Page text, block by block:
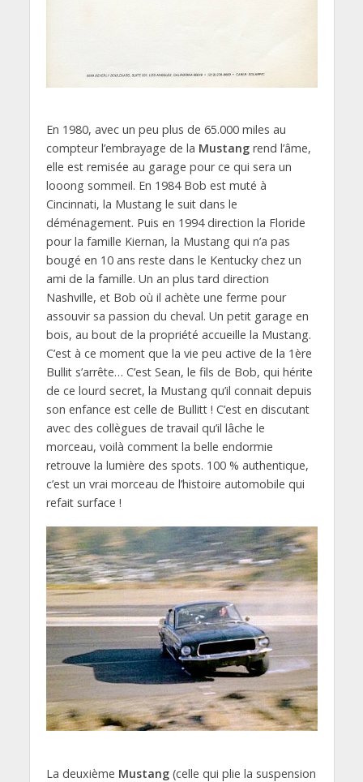
En 1980, avec un peu plus de 65.000 miles au
compteur l’embrayage de la Mustangrend l’âme,
elle est remisée au garage pour ce qui sera un
looong sommeil. En 1984 Bob est muté à
Cincinnati, la Mustang le suit dans le
déménagement. Puis en 1994 direction la Floride
pour la famille Kiernan, la Mustang qui n’a pas
bougé en 10 ans reste dans le Kentucky chez un
ami de la famille. Un an plus tard direction
Nashville, et Bob où il achète une ferme pour
assouvir sa passion du cheval. Un petit garage en
bois, au bout de la propriété accueille la Mustang.
C’est à ce moment que la vie peu active de la 1ère
Bullit s’arrête… C’est Sean, le fils de Bob, qui hérite
de ce lourd secret, la Mustang qu’il connait depuis
son enfance est celle de Bullitt ! C’est en discutant
avec des collègues de travail qu’il lâche le
morceau, voilà comment la belle endormie
retrouve la lumière des spots. 100 % authentique,
c’est un vrai morceau de l’histoire automobile qui
refait surface !
La deuxième Mustang(celle qui plie la suspension